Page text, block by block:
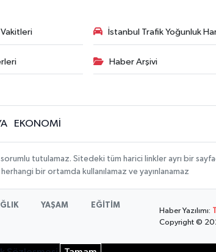
İstanbul Trafik Yoğunluk
Haber Arşivi
EKONOMİ
tutulamaz. Sitedeki tüm harici linkler ayrı bir
bir ortamda kullanılamaz ve yayınlanamaz
YAŞAM
EĞİTİM
Haber Yazılımı:
Copyright ©